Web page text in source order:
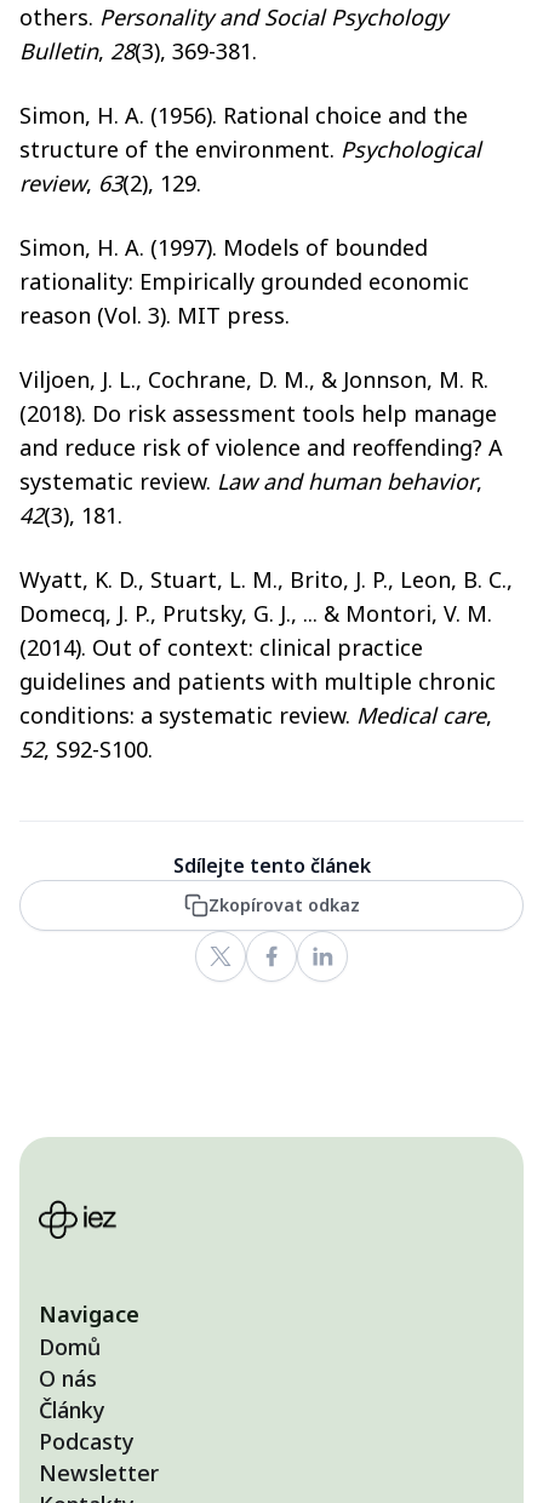
others. Personality and Social Psychology
Bulletin, 28(3), 369-381.
Simon, H. A. (1956). Rational choice and the
structure of the environment. Psychological
review, 63(2), 129.
Simon, H. A. (1997). Models of bounded
rationality: Empirically grounded economic
reason (Vol. 3). MIT press.
Viljoen, J. L., Cochrane, D. M., & Jonnson, M. R.
(2018). Do risk assessment tools help manage
and reduce risk of violence and reoffending? A
systematic review. Law and human behavior,
42(3), 181.
Wyatt, K. D., Stuart, L. M., Brito, J. P., Leon, B. C.,
Domecq, J. P., Prutsky, G. J., ... & Montori, V. M.
(2014). Out of context: clinical practice
guidelines and patients with multiple chronic
conditions: a systematic review. Medical care,
52, S92-S100.
Sdílejte tento článek
Zkopírovat odkaz
Navigace
Domů
O nás
Články
Podcasty
Newsletter